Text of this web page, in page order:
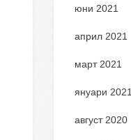
юни 2021
април 2021
март 2021
януари 2021
август 2020